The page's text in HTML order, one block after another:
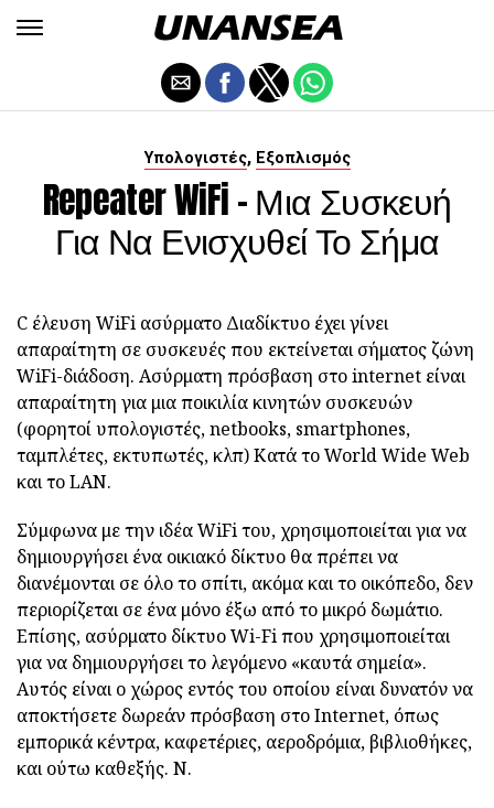
Υπολογιστές, Εξοπλισμός
Repeater WiFi - Μια Συσκευή
Για Να Ενισχυθεί Το Σήμα
C έλευση WiFi ασύρματο Διαδίκτυο έχει γίνει
απαραίτητη σε συσκευές που εκτείνεται σήματος ζώνη
WiFi-διάδοση. Ασύρματη πρόσβαση στο internet είναι
απαραίτητη για μια ποικιλία κινητών συσκευών
(φορητοί υπολογιστές, netbooks, smartphones,
ταμπλέτες, εκτυπωτές, κλπ) Κατά το World Wide Web
και το LAN.
Σύμφωνα με την ιδέα WiFi του, χρησιμοποιείται για να
δημιουργήσει ένα οικιακό δίκτυο θα πρέπει να
διανέμονται σε όλο το σπίτι, ακόμα και το οικόπεδο, δεν
περιορίζεται σε ένα μόνο έξω από το μικρό δωμάτιο.
Επίσης, ασύρματο δίκτυο Wi-Fi που χρησιμοποιείται
για να δημιουργήσει το λεγόμενο «καυτά σημεία».
Αυτός είναι ο χώρος εντός του οποίου είναι δυνατόν να
αποκτήσετε δωρεάν πρόσβαση στο Internet, όπως
εμπορικά κέντρα, καφετέριες, αεροδρόμια, βιβλιοθήκες,
και ούτω καθεξής. N.